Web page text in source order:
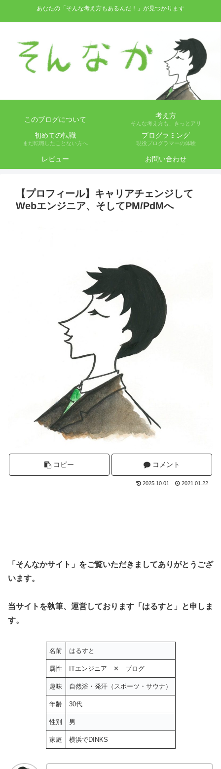
あなたの「そんな考え方もあるんだ！」が見つかります
このブログについて 考え方
そんな考え方も、きっとアリ
初めての転職
まだ転職したことない方へ
プログラミング
現役プログラマーの体験
レビュー お問い合わせ
【プロフィール】キャリアチェンジして
Webエンジニア、そしてPM/PdMへ
コピー コメント
2025.10.01 2021.01.22
「そんなかサイト」をご覧いただきましてありがとうござ
います。
当サイトを執筆、運営しております「はるすと」と申しま
す。
名前 はるすと
属性 ITエンジニア ✕ ブログ
趣味 自然浴・発汗（スポーツ・サウナ）
年齢 30代
性別 男
家庭 横浜でDINKS